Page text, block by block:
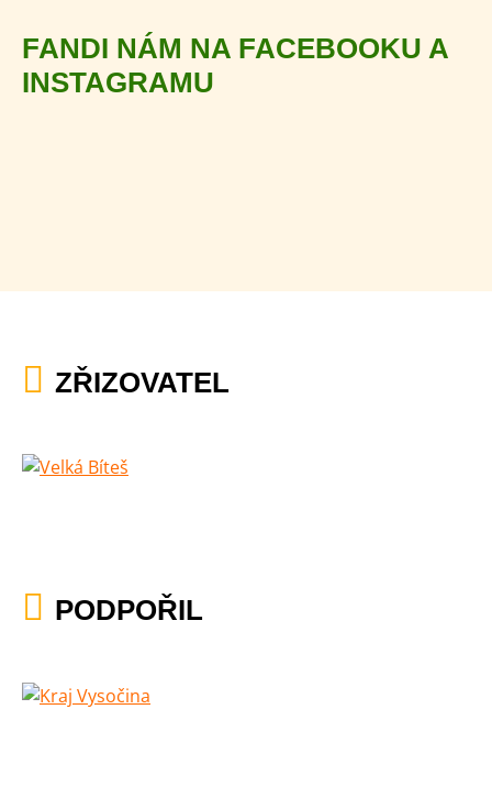
FANDI NÁM NA FACEBOOKU A
INSTAGRAMU
ZŘIZOVATEL
PODPOŘIL